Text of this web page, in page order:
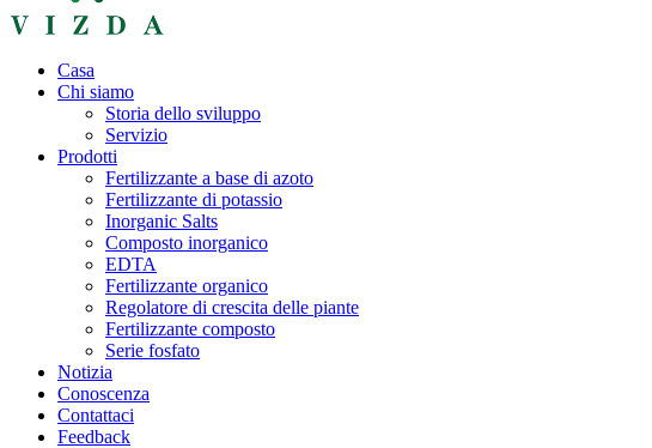
Casa
Chi siamo
Storia dello sviluppo
Servizio
Prodotti
Fertilizzante a base di azoto
Fertilizzante di potassio
Inorganic Salts
Composto inorganico
EDTA
Fertilizzante organico
Regolatore di crescita delle piante
Fertilizzante composto
Serie fosfato
Notizia
Conoscenza
Contattaci
Feedback